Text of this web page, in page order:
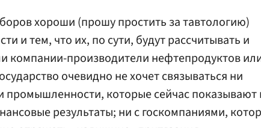
хороши (прошу простить за тавтологию)
и тем, что их, по сути, будут рассчитывать и
компании-производители нефтепродуктов
очевидно не хочет связываться ни
промышленности, которые сейчас показывают
результаты; ни с госкомпаниями,